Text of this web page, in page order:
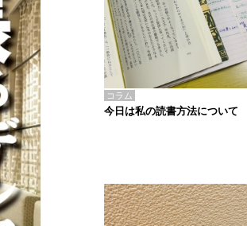
コラム
今日は私の読書方法について